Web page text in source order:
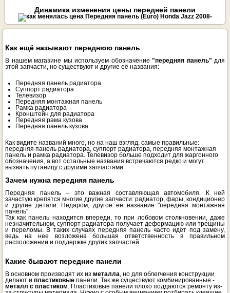
Динамика изменения цены передней панели
Как ещё называют переднюю панель
В нашем магазине мы используем обозначение "передняя панель" для
этой запчасти, но существуют и другие её названия:
Передняя панель радиатора
Суппорт радиатора
Телевизор
Передняя монтажная панель
Рамка радиатора
Кронштейн для радиатора
Передняя рама кузова
Передняя панель кузова
Как видите названий много, но на наш взгляд, самые правильные:
передняя панель радиатора, суппорт радиатора, передняя монтажная
панель и рамка радиатора. Телевизор больше подходит для жаргонного
обозначения, а вот остальные названия встречаются редко и могут
вызвать путаницу с другими запчастями.
Зачем нужна передняя панель
Передняя панель – это важная составляющая автомобиля. К ней
зачастую крепятся многие другие запчасти: радиатор, фары, кондиционер
и другие детали. Недаром, другое её название "передняя монтажная
панель".
Так как панель находится впереди, то при лобовом столкновении, даже
незначительном, суппорт радиатора получает деформацию или трещины
и переломы. В таких случаях передняя панель часто идёт под замену,
ведь на нее возложена большая ответственность в правильном
расположении и поддержке других запчастей.
Какие бывают передние панели
В основном производят их из металла, но для облегчения конструкции
делают и пластиковые панели. Так же существуют комбинированные -
металл с пластиком. Пластиковые панели плохо поддаются ремонту из-